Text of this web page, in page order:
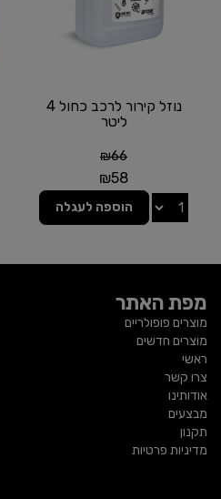
נוזל קירור לרכב כחול 4
ליטר
₪66
₪58
הוספה לעגלה
מפת האתר
מוצרים פופולריים
מוצרים חדשים
ראשי
צרו קשר
אודותינו
מבצעים
תקנון
מדיניות פרטיות